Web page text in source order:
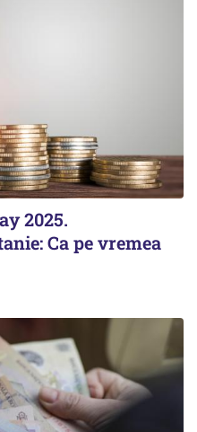
2025.
Ca pe vremea